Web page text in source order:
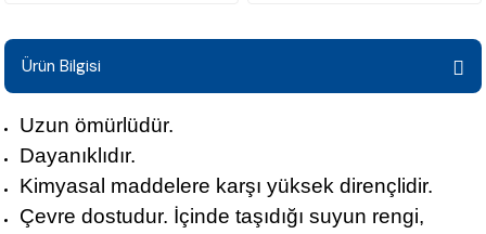
Ürün Bilgisi
Uzun ömürlüdür.
Dayanıklıdır.
Kimyasal maddelere karşı yüksek dirençlidir.
Çevre dostudur. İçinde taşıdığı suyun rengi,